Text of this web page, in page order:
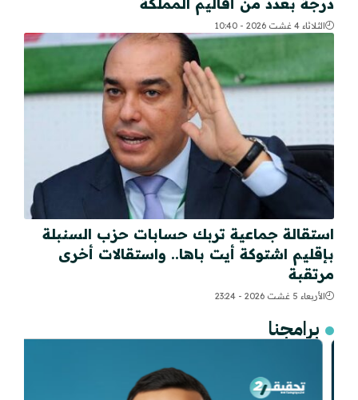
درجة بعدد من أقاليم المملكة
الثلاثاء 4 غشت 2026 - 10:40
استقالة جماعية تربك حسابات حزب السنبلة
بإقليم اشتوكة أيت باها.. واستقالات أخرى
مرتقبة
الأربعاء 5 غشت 2026 - 23:24
برامجنا